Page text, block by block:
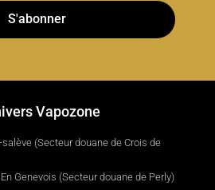
S'abonner
Vapozone
(Secteur douane de Crois de
Genevois (Secteur douane de Perly)